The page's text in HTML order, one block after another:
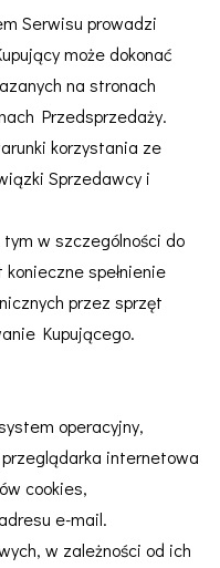
Serwisu prowadzi
może dokonać
na stronach
Przedsprzedaży.
korzystania ze
Sprzedawcy i
w szczególności do
spełnienie
przez sprzęt
Kupującego.
operacyjny,
internetowa
cookies,
e-mail.
w zależności od ich